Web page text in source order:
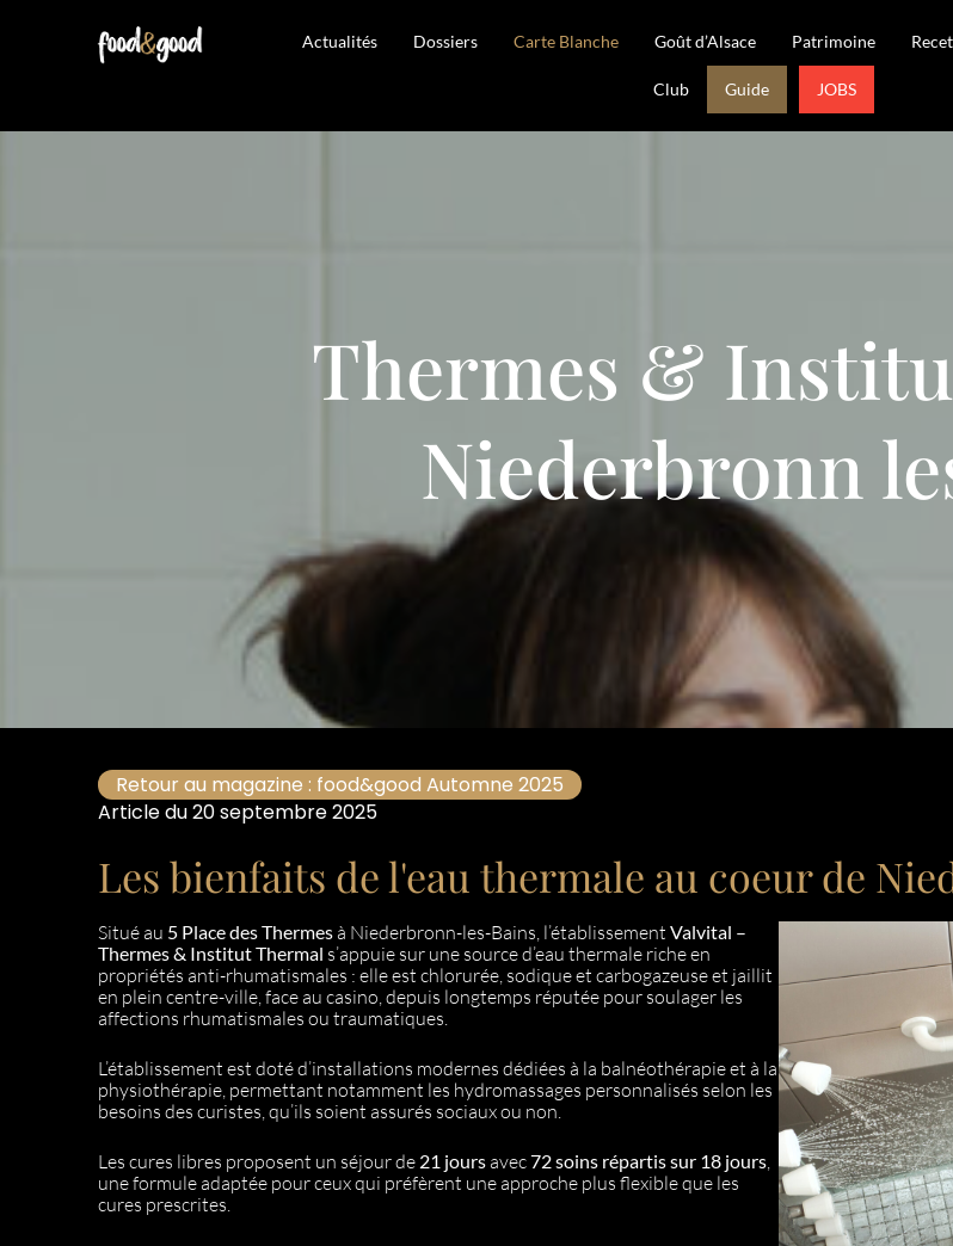
Actualités Dossiers Carte Blanche Goût d’Alsace Patrimoine
Club Guide JOBS
Thermes &
Niederbronn
Retour au magazine : food&good Automne 2025
Article du 20 septembre 2025
Les bienfaits de l'eau thermale au coeur de
Situé au 5 Place des Thermesà Niederbronn-les-Bains, l’établissement Valvital –
Thermes & Institut Thermal s’appuie sur une source d’eau thermale riche en
propriétés anti-rhumatismales : elle est chlorurée, sodique et carbogazeuse et jaillit
en plein centre-ville, face au casino, depuis longtemps réputée pour soulager les
affections rhumatismales ou traumatiques.
L’établissement est doté d’installations modernes dédiées à la balnéothérapie et à la
physiothérapie, permettant notamment les hydromassages personnalisés selon les
besoins des curistes, qu’ils soient assurés sociaux ou non.
Les cures libres proposent un séjour de 21 joursavec72 soins répartis sur 18 jours,
une formule adaptée pour ceux qui préfèrent une approche plus flexible que les
cures prescrites.